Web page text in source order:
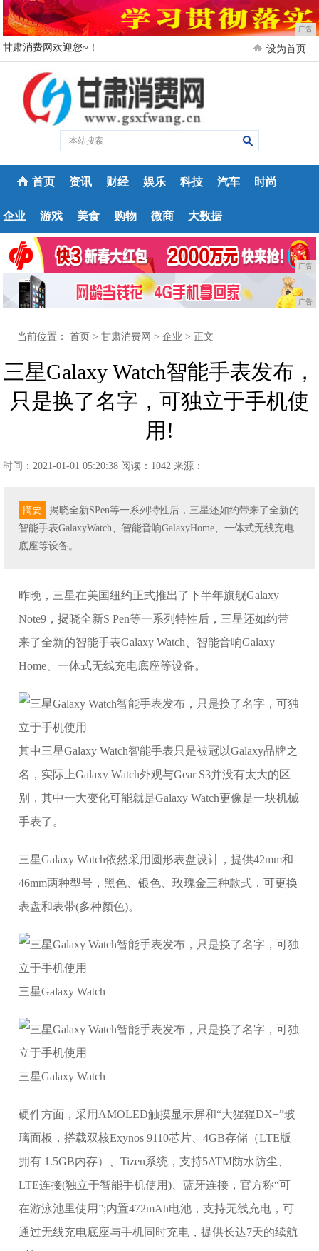
广告
甘肃消费网欢迎您~！ 设为首页
首页 资讯 财经 娱乐 科技 汽车 时尚
企业 游戏 美食 购物 微商 大数据
广告
广告
当前位置：首页 >甘肃消费网 >企业 > 正文
三星Galaxy Watch智能手表发布，
只是换了名字，可独立于手机使
用!
时间：2021-01-01 05:20:38 阅读：1042 来源：
摘要
揭晓全新SPen等一系列特性后，三星还如约带来了全新的
智能手表GalaxyWatch、智能音响GalaxyHome、一体式无线充电
底座等设备。
昨晚，三星在美国纽约正式推出了下半年旗舰Galaxy
Note9，揭晓全新S Pen等一系列特性后，三星还如约带
来了全新的智能手表Galaxy Watch、智能音响Galaxy
Home、一体式无线充电底座等设备。
其中三星Galaxy Watch智能手表只是被冠以Galaxy品牌之
名，实际上Galaxy Watch外观与Gear S3并没有太大的区
别，其中一大变化可能就是Galaxy Watch更像是一块机械
手表了。
三星Galaxy Watch依然采用圆形表盘设计，提供42mm和
46mm两种型号，黑色、银色、玫瑰金三种款式，可更换
表盘和表带(多种颜色)。
三星Galaxy Watch
三星Galaxy Watch
硬件方面，采用AMOLED触摸显示屏和“大猩猩DX+”玻
璃面板，搭载双核Exynos 9110芯片、4GB存储（LTE版
拥有 1.5GB内存）、Tizen系统，支持5ATM防水防尘、
LTE连接(独立于智能手机使用)、蓝牙连接，官方称“可
在游泳池里使用”;内置472mAh电池，支持无线充电，可
通过无线充电底座与手机同时充电，提供长达7天的续航